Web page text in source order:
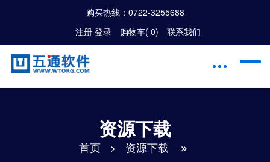
购买热线： 0722-3255688
注册 登录 购物车( 0) 联系我们
资源下载
首页> 资源下载